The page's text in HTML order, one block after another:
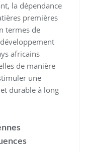
la dépendance
premières
termes de
africains
de manière
une
durable à long